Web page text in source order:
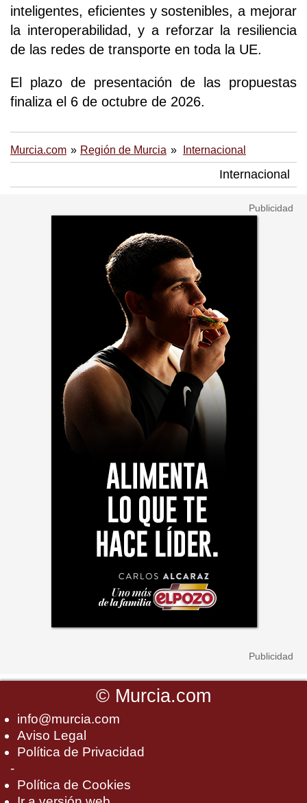
inteligentes, eficientes y sostenibles, a mejorar
la interoperabilidad, y a reforzar la resiliencia
de las redes de transporte en toda la UE.
El plazo de presentación de las propuestas
finaliza el 6 de octubre de 2026.
Murcia.com Región de Murcia Internacional
Internacional
© Murcia.com
info@murcia.com
Aviso Legal
Política de Privacidad
-
Política de Cookies